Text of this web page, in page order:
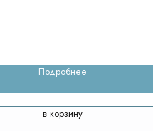
Подробнее
в корзину